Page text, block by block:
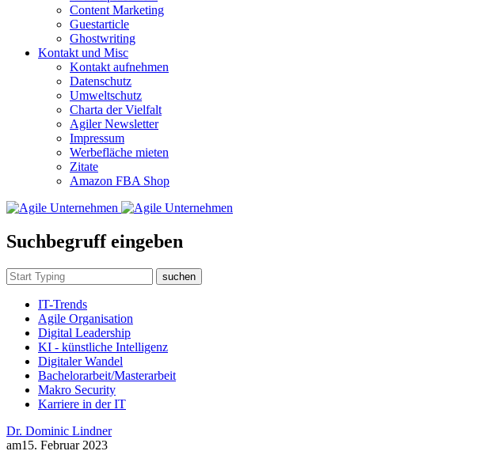
Content Marketing
Guestarticle
Ghostwriting
Kontakt und Misc
Kontakt aufnehmen
Datenschutz
Umweltschutz
Charta der Vielfalt
Agiler Newsletter
Impressum
Werbefläche mieten
Zitate
Amazon FBA Shop
Suchbegruff eingeben
suchen
IT-Trends
Agile Organisation
Digital Leadership
KI - künstliche Intelligenz
Digitaler Wandel
Bachelorarbeit/Masterarbeit
Makro Security
Karriere in der IT
Dr. Dominic Lindner
am15. Februar 2023